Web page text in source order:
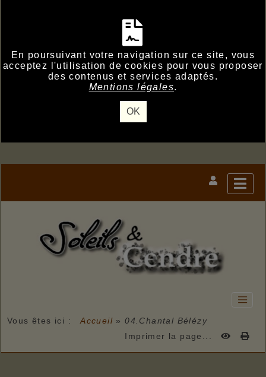
En poursuivant votre navigation sur ce site, vous
acceptez l'utilisation de cookies pour vous proposer
des contenus et services adaptés.
Mentions légales.
OK
Vous êtes ici : Accueil »04.Chantal Bélézy
Imprimer la page...